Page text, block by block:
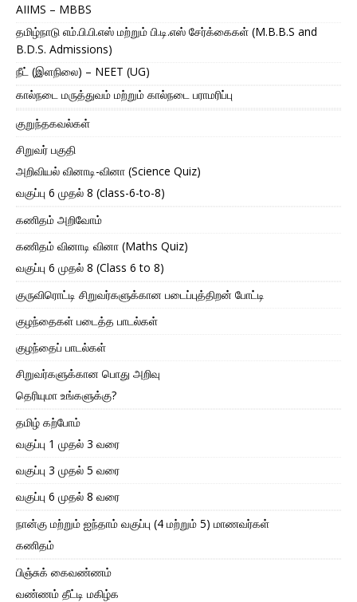
AIIMS – MBBS
தமிழ்நாடு எம்.பி.பி.எஸ் மற்றும் பி.டி.எஸ் சேர்க்கைகள் (M.B.B.S and
B.D.S. Admissions)
நீட் (இளநிலை) – NEET (UG)
கால்நடை மருத்துவம் மற்றும் கால்நடை பராமரிப்பு
குறுந்தகவல்கள்
சிறுவர் பகுதி
அறிவியல் வினாடி-வினா (Science Quiz)
வகுப்பு 6 முதல் 8 (class-6-to-8)
கணிதம் அறிவோம்
கணிதம் வினாடி வினா (Maths Quiz)
வகுப்பு 6 முதல் 8 (Class 6 to 8)
குருவிரொட்டி சிறுவர்களுக்கான படைப்புத்திறன் போட்டி
குழந்தைகள் படைத்த பாடல்கள்
குழந்தைப் பாடல்கள்
சிறுவர்களுக்கான பொது அறிவு
தெரியுமா உங்களுக்கு?
தமிழ் கற்போம்
வகுப்பு 1 முதல் 3 வரை
வகுப்பு 3 முதல் 5 வரை
வகுப்பு 6 முதல் 8 வரை
நான்கு மற்றும் ஐந்தாம் வகுப்பு (4 மற்றும் 5) மாணவர்கள்
கணிதம்
பிஞ்சுக் கைவண்ணம்
வண்ணம் தீட்டி மகிழ்க